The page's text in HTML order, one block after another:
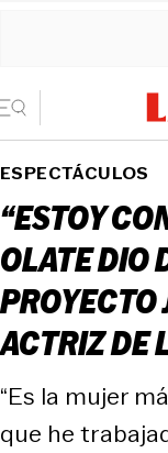
ESPECTÁCULOS
“ESTOY
OLATE DIO
PROYECTO
ACTRIZ DE
“Es la mujer
que he